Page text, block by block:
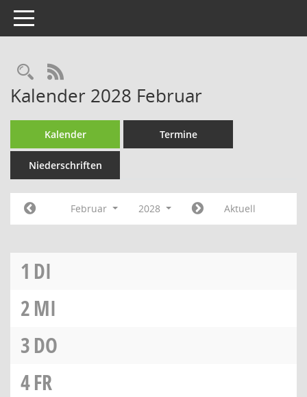
Toggle navigation
Rechercheauswahl
RSS-Feed
Kalender 2028 Februar
Kalender Termine
Niederschriften
Februar 2028 Aktuell
1 DI
2MI
3DO
4FR